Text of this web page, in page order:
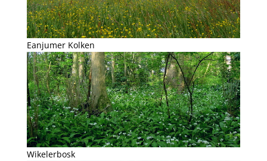
Eanjumer Kolken
Wikelerbosk